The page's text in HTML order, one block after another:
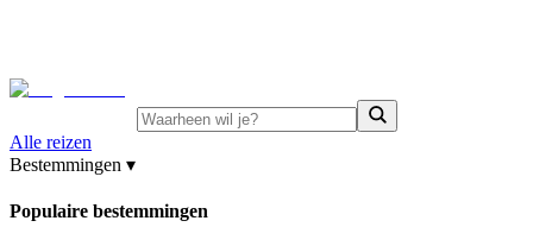
Alle reizen
Bestemmingen ▾
Populaire bestemmingen